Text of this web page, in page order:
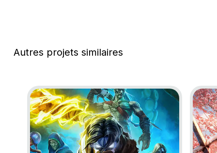
Autres projets similaires
Go to project Legacy of Kain: Soul Reaver 1 & 2Go to